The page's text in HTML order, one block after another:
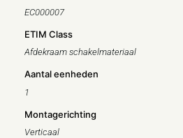
EC000007
ETIM Class
Afdekraam schakelmateriaal
Aantal eenheden
1
Montagerichting
Verticaal